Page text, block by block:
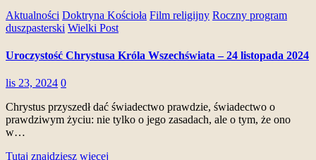
Aktualności Doktryna Kościoła Film religijny Roczny program
duszpasterski Wielki Post
Uroczystość Chrystusa Króla Wszechświata – 24 listopada 2024
lis 23, 2024 0
Chrystus przyszedł dać świadectwo prawdzie, świadectwo o
prawdziwym życiu: nie tylko o jego zasadach, ale o tym, że ono
w…
Tutaj znajdziesz więcej